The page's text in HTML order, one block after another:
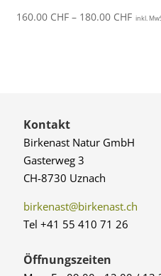
160.00 CHF – 180.00 CHF inkl.
Kontakt
Birkenast Natur GmbH
Gasterweg 3
CH-8730 Uznach
birkenast@birkenast.ch
Tel +41 55 410 71 26
Öffnungszeiten